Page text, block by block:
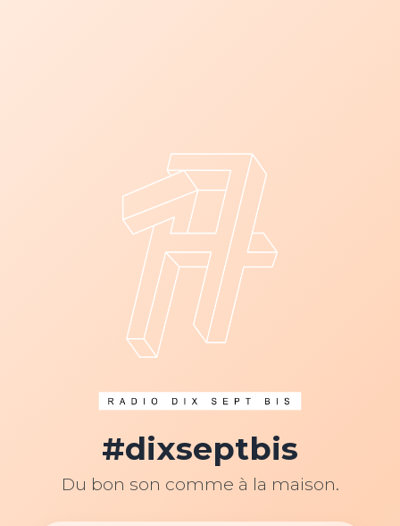
#dixseptbis
Du bon son comme à la maison.